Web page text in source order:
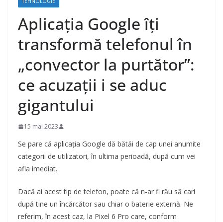
Aplicația Google îți
transformă telefonul în
„convector la purtător”:
ce acuzații i se aduc
gigantului
15 mai 2023
Se pare că aplicația Google dă bătăi de cap unei anumite
categorii de utilizatori, în ultima perioadă, după cum vei
afla imediat.
Dacă ai acest tip de telefon, poate că n-ar fi rău să cari
după tine un încărcător sau chiar o baterie externă. Ne
referim, în acest caz, la Pixel 6 Pro care, conform